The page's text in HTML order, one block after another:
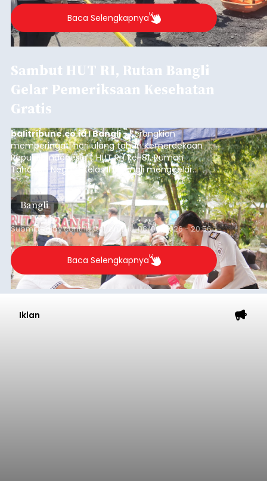
Baca Selengkapnya
Sambut HUT RI, Rutan Bangli
Gelar Pemeriksaan Kesehatan
Gratis
balitribune.co.id I Bangli -Serangkian
memperingati hari ulang tahun Kemerdekaan
Republik Indonesia ( HUT RI) ke-81, Rumah
Tahanan Negara Kelas II B Bangli menggelar
kegiatan pemeriksaan kesehatan gratis, Rabu
(6/8/2026).
Bangli
Submitted bycontributor Thu, 08/06/2026 - 20:56
Baca Selengkapnya
Iklan